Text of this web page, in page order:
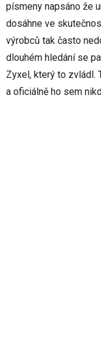
písmeny napsáno že
dosáhne ve
výrobců tak často
dlouhém hledání se
Zyxel, který to zvládl.
a oficiálně ho sem